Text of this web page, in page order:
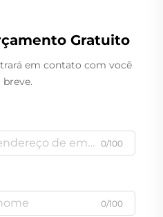
Gratuito
em contato com você
breve.
0/100
0/100